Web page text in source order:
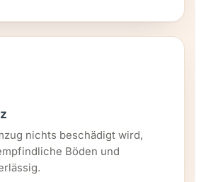
nichts beschädigt wird,
Böden und